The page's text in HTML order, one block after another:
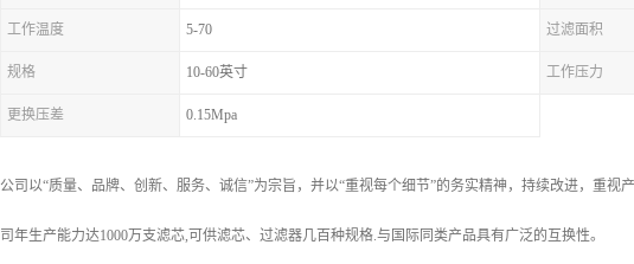
工作温度 5-70 过滤面积
规格 10-60英寸 工作压力
更换压差 0.15Mpa
公司以“质量、品牌、创新、服务、诚信”为宗旨，并以“重视每个细节”的务实精神，持续改进，重
司年生产能力达1000万支滤芯,可供滤芯、过滤器几百种规格.与国际同类产品具有广泛的互换性。